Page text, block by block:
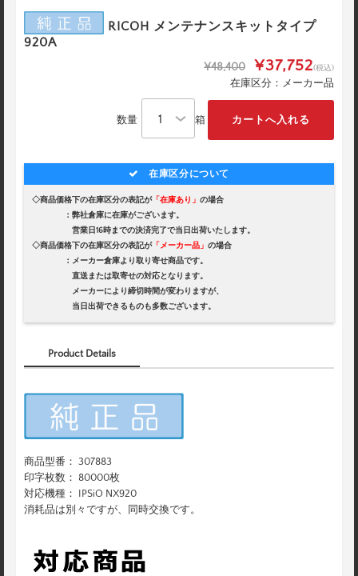
RICOH メンテナンスキットタイプ
920A
¥48,400 ¥37,752(税込)
在庫区分：メーカー品
数量 箱
在庫区分について
◇商品価格下の在庫区分の表記が「在庫あり」 の場合
：弊社倉庫に在庫がございます。
営業日16時までの決済完了で当日出荷いたします。
◇商品価格下の在庫区分の表記が「メーカー品」 の場合
：メーカー倉庫より取り寄せ商品です。
直送または取寄せの対応となります。
メーカーにより締切時間が変わりますが、
当日出荷できるものも多数ございます。
Product Details
商品型番： 307883
印字枚数： 80000枚
対応機種： IPSiO NX920
消耗品は別々ですが、同時交換です。